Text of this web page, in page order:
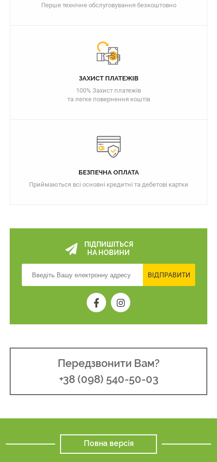
Перше технічне обслуговування безкоштовно
ЗАХИСТ ПЛАТЕЖІВ
100% Захист платежів
та легке повернення коштів
БЕЗПЕЧНА ОПЛАТА
Приймаються всі основні кредитні та дебетові картки
ПІДПИШІТЬСЯ
НА НОВИНИ
ВІДПРАВИТИ
Передзвонити Вам?
+38 (098) 540-50-03
Повна версія